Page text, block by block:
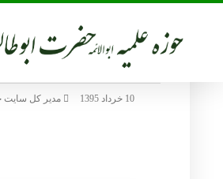
10 خرداد 1395 مدیر کل سایت